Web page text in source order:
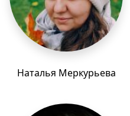
Наталья Меркурьева